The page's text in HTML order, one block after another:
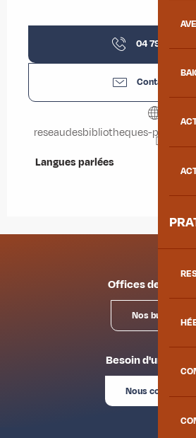
04 79 44 85
Contactez-
reseaudesbibliotheques-
Langues parlées
Langues parlées
Offices de
Nos bureaux
Besoin d'un
Nous contacter